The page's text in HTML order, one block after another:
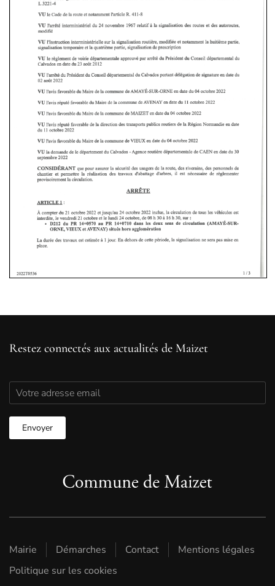
Restez connectés aux actualités de Maizet
Mairie Démarches Contact
Mentions légales
Politique sur les cookies